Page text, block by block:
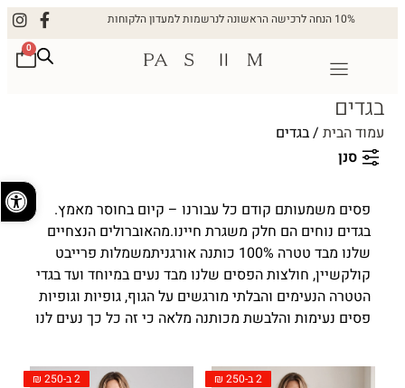
10% הנחה לרכישה הראשונה לנרשמות למעדון הלקוחות
0
בגדים
עמוד הבית / בגדים
סנן
פסים משמעותם קודם כל עבורנו – קיום בחוסר מאמץ.
בגדים נוחים הם חלק משגרת חיינו.מהאוברולים הנצחיים
שלנו מבד טטרה 100% כותנה אורגניתמשמלות פרייבט
קולקשיין, חולצות הפסים שלנו מבד נעים במיוחד ועד בגדי
הטטרה הנעימים והבלתי מורגשים על הגוף, גופיות וגופיות
פסים נעימות והלבשת מכותנה מלאה כי זה כל כך נעים לנו
2 ב-250 ₪ 2 ב-250 ₪